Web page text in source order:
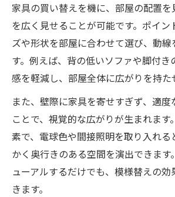
家具の買い替えを機に、部屋の配置
を広く見せることが可能です。ポイン
ズや形状を部屋に合わせて選び、動
す。例えば、背の低いソファや脚付き
感を軽減し、部屋全体に広がりを持た
また、壁際に家具を寄せすぎず、適度
ことで、視覚的な広がりが生まれます
素で、電球色や間接照明を取り入れる
かく奥行きのある空間を演出できます
ューアルするだけでも、模様替えの
きます。